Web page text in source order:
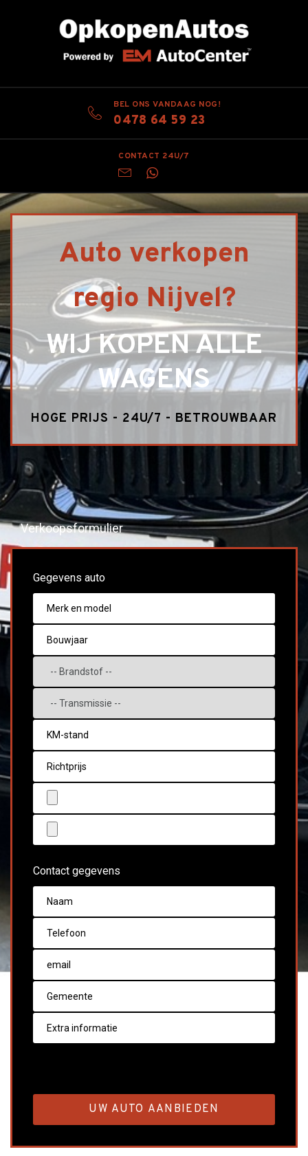
BEL ONS VANDAAG NOG!
0478 64 59 23
CONTACT 24U/7
Auto verkopen
regio Nijvel?
WIJ KOPEN ALLE
WAGENS
HOGE PRIJS - 24U/7 - BETROUWBAAR
Verkoopsformulier
Gegevens auto
Contact gegevens